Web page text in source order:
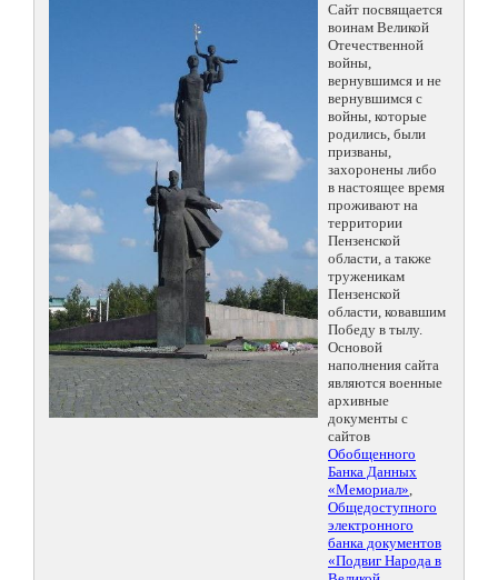
Сайт посвящается
воинам Великой
Отечественной
войны,
вернувшимся и не
вернувшимся с
войны, которые
родились, были
призваны,
захоронены либо
в настоящее время
проживают на
территории
Пензенской
области, а также
труженикам
Пензенской
области, ковавшим
Победу в тылу.
Основой
наполнения сайта
являются военные
архивные
документы с
сайтов
Обобщенного
Банка Данных
«Мемориал»,
Общедоступного
электронного
банка документов
«Подвиг Народа в